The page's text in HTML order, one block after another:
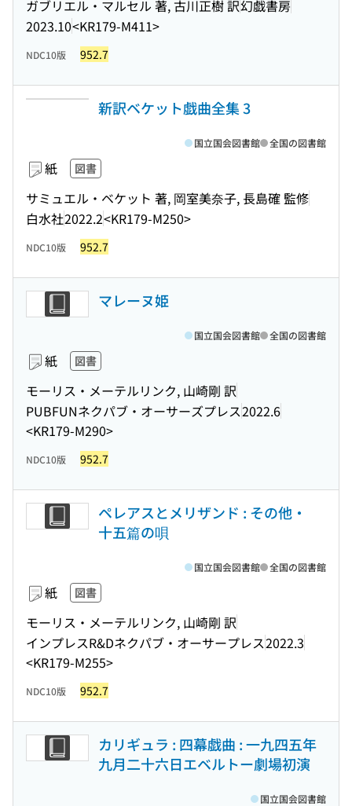
ガブリエル・マルセル 著, 古川正樹 訳幻戯書房
2023.10<KR179-M411>
NDC10版 952.7
新訳ベケット戯曲全集 3
紙 図書
サミュエル・ベケット 著, 岡室美奈子, 長島確 監修
白水社2022.2<KR179-M250>
国立国会図書館 全国の図書館
NDC10版 952.7
マレーヌ姫
紙 図書
モーリス・メーテルリンク, 山崎剛 訳
PUBFUNネクパブ・オーサーズプレス2022.6
<KR179-M290>
国立国会図書館 全国の図書館
NDC10版 952.7
ペレアスとメリザンド : その他・
十五篇の唄
紙 図書
モーリス・メーテルリンク, 山崎剛 訳
インプレスR&Dネクパブ・オーサープレス2022.3
<KR179-M255>
国立国会図書館 全国の図書館
NDC10版 952.7
カリギュラ : 四幕戯曲 : 一九四五年
九月二十六日エベルトー劇場初演
国立国会図書館